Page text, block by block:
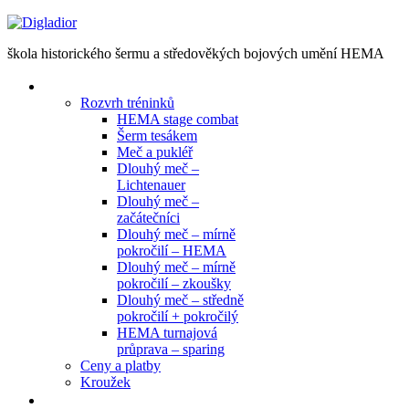
škola historického šermu a středověkých bojových umění HEMA
Rozvrh tréninků
HEMA stage combat
Šerm tesákem
Meč a pukléř
Dlouhý meč –
Lichtenauer
Dlouhý meč –
začátečníci
Dlouhý meč – mírně
pokročilí – HEMA
Dlouhý meč – mírně
pokročilí – zkoušky
Dlouhý meč – středně
pokročilí + pokročilý
HEMA turnajová
průprava – sparing
Ceny a platby
Kroužek